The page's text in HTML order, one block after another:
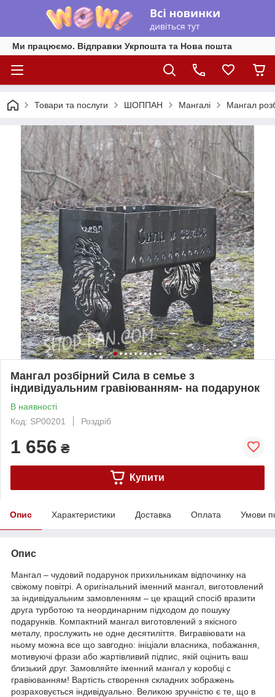
Ми працюємо. Відправки Укрпошта та Нова пошта
Товари та послуги ШОППАН Мангалі Мангал
Мангал розбірний Сила в семье з
індивідуальним гравіюванням- на подарунок
В наявності
Код: SP00201
Роздріб
1 656 ₴
Купити
Опис Характеристики Доставка Оплата Умови
Опис
Мангал – чудовий подарунок прихильникам відпочинку на
свіжому повітрі. А оригінальний іменний мангал, виготовлений
за індивідуальним замовленням – це кращий спосіб вразити
друга турботою та неординарним підходом до пошуку
подарунків. Компактний мангал виготовлений з якісного
металу, прослужить не одне десятиліття. Вигравіювати на
ньому можна все що завгодно: ініціали власника, побажання,
мотивуючі фрази або жартівливий підпис, якій оцінить ваш
близький друг. Замовляйте іменний мангал у коробці с
гравіюванням! Вартість створення складних зображень
розраховується індивідуально. Великою зручністю є те, що в